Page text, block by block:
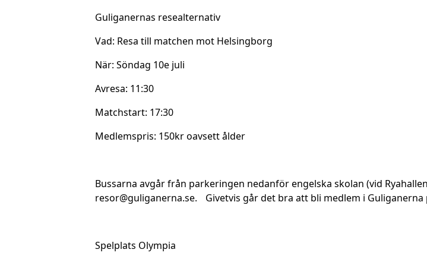
Guliganernas resealternativ
Vad: Resa till matchen mot Helsingborg
När: Söndag 10e juli
Avresa: 11:30
Matchstart: 17:30
Medlemspris: 150kr oavsett ålder
Bussarna avgår från parkeringen nedanför engelska skolan (vid
resor@guliganerna.se. Givetvis går det bra att bli medlem i Guliganerna
Spelplats Olympia